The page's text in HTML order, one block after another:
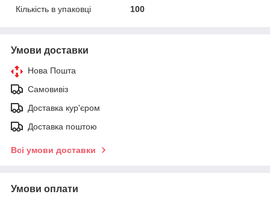
Кількість в упаковці
100
Умови доставки
Нова Пошта
Самовивіз
Доставка кур'єром
Доставка поштою
Всі умови доставки
Умови оплати